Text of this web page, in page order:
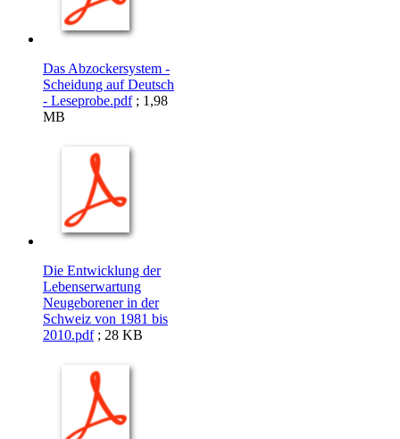
Das Abzockersystem -
Scheidung auf Deutsch
- Leseprobe.pdf; 1,98
MB
Die Entwicklung der
Lebenserwartung
Neugeborener in der
Schweiz von 1981 bis
2010.pdf; 28 KB